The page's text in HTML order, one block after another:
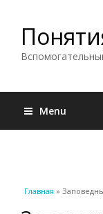
Menu
Вы здесь
Главная »